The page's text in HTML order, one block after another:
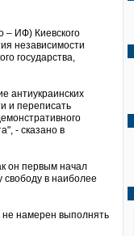
– ИФ) Киевского
независимости
государства,
антиукраинских
и переписать
- сказано в
он первым начал
свободу в наиболее
не намерен выполнять